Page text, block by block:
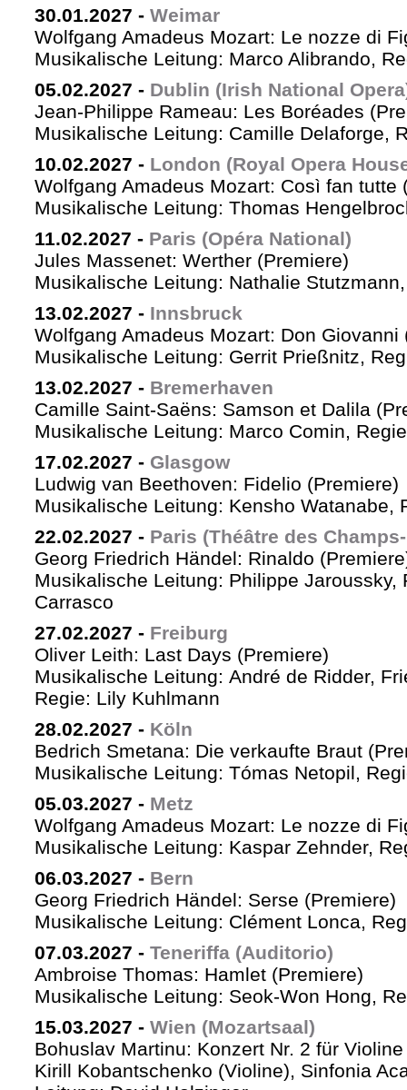
30.01.2027 - Weimar
Wolfgang Amadeus Mozart: Le nozze di
Musikalische Leitung: Marco Alibrando,
05.02.2027 - Dublin (Irish National
Jean-Philippe Rameau: Les Boréades
Musikalische Leitung: Camille Delaforge,
10.02.2027 - London (Royal Opera
Wolfgang Amadeus Mozart: Così fan tutte
Musikalische Leitung: Thomas
11.02.2027 - Paris (Opéra National)
Jules Massenet: Werther (Premiere)
Musikalische Leitung: Nathalie
13.02.2027 - Innsbruck
Wolfgang Amadeus Mozart: Don Giovanni
Musikalische Leitung: Gerrit Prießnitz,
13.02.2027 - Bremerhaven
Camille Saint-Saëns: Samson et Dalila
Musikalische Leitung: Marco Comin,
17.02.2027 - Glasgow
Ludwig van Beethoven: Fidelio (Premiere)
Musikalische Leitung: Kensho Watanabe,
22.02.2027 - Paris (Théâtre des
Georg Friedrich Händel: Rinaldo
Musikalische Leitung: Philippe Jaroussky,
Carrasco
27.02.2027 - Freiburg
Oliver Leith: Last Days (Premiere)
Musikalische Leitung: André de Ridder,
Regie: Lily Kuhlmann
28.02.2027 - Köln
Bedrich Smetana: Die verkaufte Braut
Musikalische Leitung: Tómas Netopil,
05.03.2027 - Metz
Wolfgang Amadeus Mozart: Le nozze di
Musikalische Leitung: Kaspar Zehnder,
06.03.2027 - Bern
Georg Friedrich Händel: Serse (Premiere)
Musikalische Leitung: Clément Lonca,
07.03.2027 - Teneriffa (Auditorio)
Ambroise Thomas: Hamlet (Premiere)
Musikalische Leitung: Seok-Won Hong,
15.03.2027 - Wien (Mozartsaal)
Bohuslav Martinu: Konzert Nr. 2 für
Kirill Kobantschenko (Violine), Sinfonia